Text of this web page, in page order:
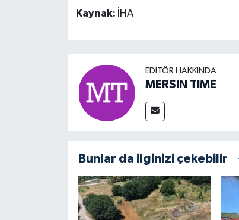
Kaynak: İHA
EDITÖR HAKKINDA
MERSIN TIME
Bunlar da ilginizi çekebilir